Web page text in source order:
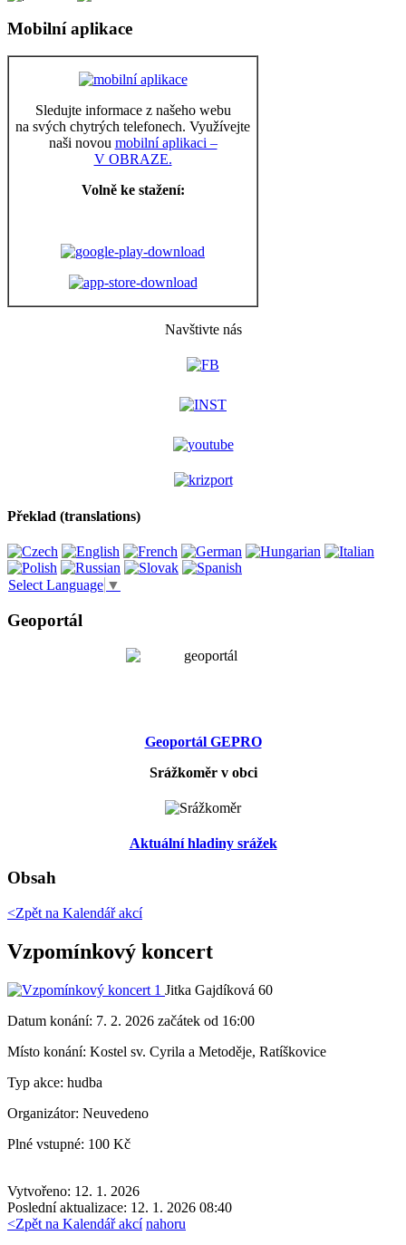
Mobilní aplikace
Sledujte informace z našeho webu
na svých chytrých telefonech. Využívejte
naši novou mobilní aplikaci –
V OBRAZE.
Volně ke stažení:
Navštivte nás
Překlad (translations)
Select Language ▼
Geoportál
Geoportál GEPRO
Srážkoměr v obci
Aktuální hladiny srážek
Obsah
<Zpět na Kalendář akcí
Vzpomínkový koncert
Jitka Gajdíková 60
Datum konání: 7. 2. 2026 začátek od 16:00
Místo konání: Kostel sv. Cyrila a Metoděje, Ratíškovice
Typ akce: hudba
Organizátor: Neuvedeno
Plné vstupné: 100 Kč
Vytvořeno: 12. 1. 2026
Poslední aktualizace: 12. 1. 2026 08:40
<Zpět na Kalendář akcí nahoru